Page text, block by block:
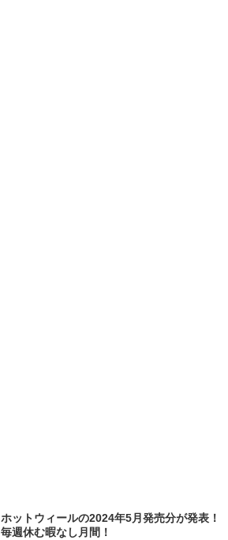
ホットウィールの2024年5月発売分が発表！
毎週休む暇なし月間！